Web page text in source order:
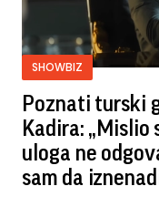
SHOWBIZ
Poznati turski
Kadira: „Mislio
uloga ne
sam da